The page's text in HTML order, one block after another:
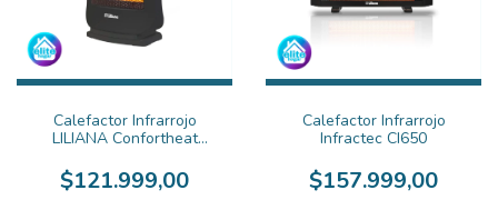
Calefactor Infrarrojo
LILIANA Confortheat
$121.999,00
Calefactor Infrarrojo
Infractec CI650
$157.999,00